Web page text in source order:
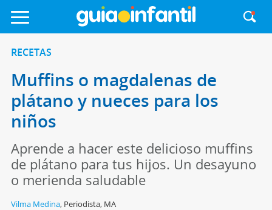
RECETAS
Muffins o magdalenas de
plátano y nueces para los
niños
Aprende a hacer este delicioso muffins
de plátano para tus hijos. Un desayuno
o merienda saludable
Vilma Medina, Periodista, MA